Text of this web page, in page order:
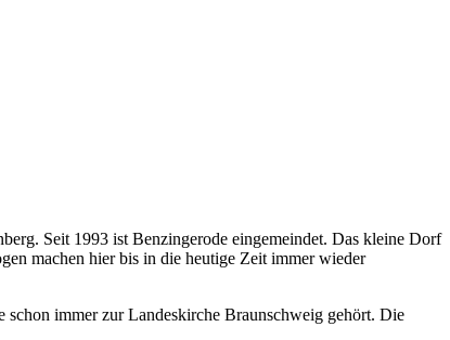
Seit 1993 ist Benzingerode eingemeindet. Das kleine Dorf
machen hier bis in die heutige Zeit immer wieder
schon immer zur Landeskirche Braunschweig gehört. Die